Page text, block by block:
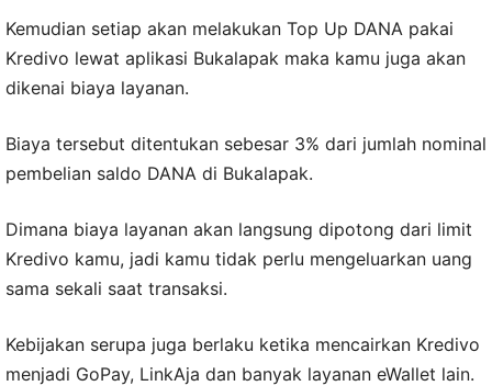
Kemudian setiap akan melakukan Top Up DANA pakai
Kredivo lewat aplikasi Bukalapak maka kamu juga akan
dikenai biaya layanan.
Biaya tersebut ditentukan sebesar 3% dari jumlah nominal
pembelian saldo DANA di Bukalapak.
Dimana biaya layanan akan langsung dipotong dari limit
Kredivo kamu, jadi kamu tidak perlu mengeluarkan uang
sama sekali saat transaksi.
Kebijakan serupa juga berlaku ketika mencairkan Kredivo
menjadi GoPay, LinkAja dan banyak layanan eWallet lain.